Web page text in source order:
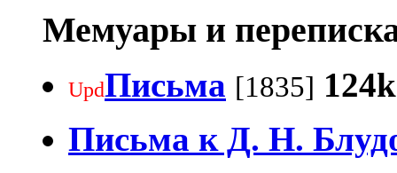
Мемуары и
UpdПисьма [1835] 124k
Письма к Д. Н.